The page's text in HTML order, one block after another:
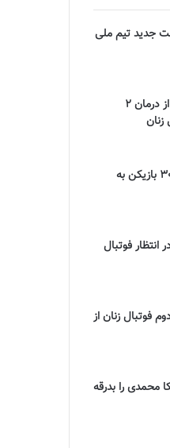
جدید تيم ملى
تازه‌ترین خبرها از درمان ۲
دعوت آزمون از 30 بازیکن به
انتظار فوتبال
فوتبال زنان از
محمدی را بدرقه